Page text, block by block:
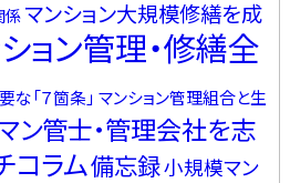
係 マンション大規模修繕を成
ョン管理・修繕全
な「７箇条」 マンション管理組合と生
ン管士・管理会社を志
コラム備忘録小規模マン